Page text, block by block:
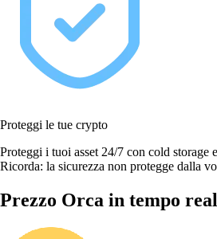
Proteggi le tue crypto
Proteggi i tuoi asset 24/7 con cold storage
Ricorda: la sicurezza non protegge dalla
Prezzo Orca in tempo